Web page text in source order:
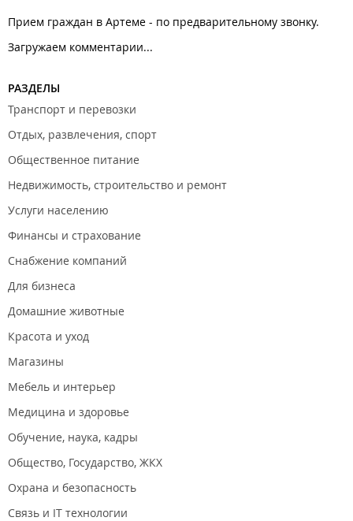
Прием граждан в Артеме - по предварительному звонку.
Загружаем комментарии...
РАЗДЕЛЫ
Транспорт и перевозки
Отдых, развлечения, спорт
Общественное питание
Недвижимость, строительство и ремонт
Услуги населению
Финансы и страхование
Снабжение компаний
Для бизнеса
Домашние животные
Красота и уход
Магазины
Мебель и интерьер
Медицина и здоровье
Обучение, наука, кадры
Общество, Государство, ЖКХ
Охрана и безопасность
Связь и IT технологии